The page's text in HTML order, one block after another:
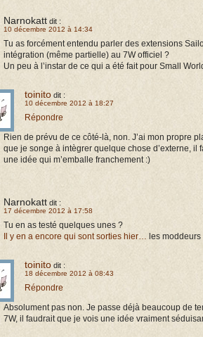
Narnokatt dit :
10 décembre 2012 à 14:34
Tu as forcément entendu parler des extensions
intégration (même partielle) au 7W officiel ?
Un peu à l’instar de ce qui a été fait pour Small
toinito dit :
10 décembre 2012 à 18:27
Rien de prévu de ce côté-là, non. J’ai mon propre
que je songe à intègrer quelque chose d’externe, il
une idée qui m’emballe franchement :)
Répondre
Narnokatt dit :
17 décembre 2012 à 17:58
Tu en as testé quelques unes ?
Il y en a encore qui sont sorties hier… les
toinito dit :
18 décembre 2012 à 08:43
Absolument pas non. Je passe déjà beaucoup de
7W, il faudrait que je vois une idée vraiment
Répondre